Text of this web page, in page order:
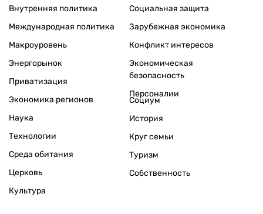
Внутренняя политика
Международная политика
Макроуровень
Энергорынок
Приватизация
Экономика регионов
Социальная защита
Зарубежная экономика
Конфликт интересов
Экономическая
безопасность
Персоналии
Наука
Технологии
Среда обитания
Церковь
Культура
Социум
История
Круг семьи
Туризм
Собственность